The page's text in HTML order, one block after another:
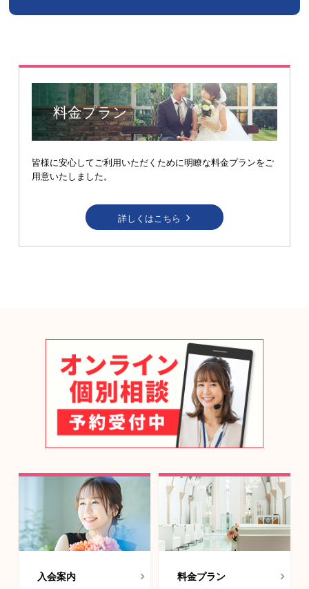
料金プラン
皆様に安心してご利用いただくために明瞭な料金プランをご
用意いたしました。
詳しくはこちら
入会案内 料金プラン